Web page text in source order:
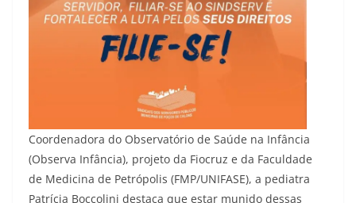
Coordenadora do Observatório de Saúde na Infância
(Observa Infância), projeto da Fiocruz e da Faculdade
de Medicina de Petrópolis (FMP/UNIFASE), a pediatra
Patrícia Boccolini destaca que estar munido dessas